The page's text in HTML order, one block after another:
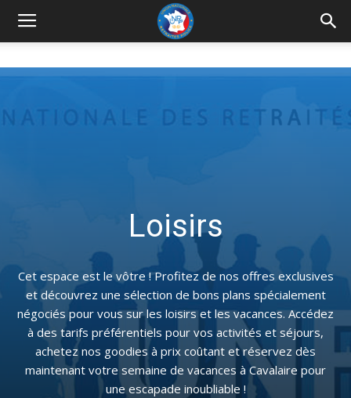
UNRP
Loisirs
Cet espace est le vôtre ! Profitez de nos offres exclusives
et découvrez une sélection de bons plans spécialement
négociés pour vous sur les loisirs et les vacances. Accédez
à des tarifs préférentiels pour vos activités et séjours,
achetez nos goodies à prix coûtant et réservez dès
maintenant votre semaine de vacances à Cavalaire pour
une escapade inoubliable !